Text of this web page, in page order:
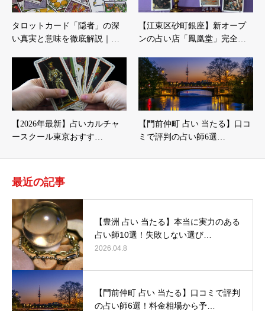
タロットカード「隠者」の深
い真実と意味を徹底解説｜…
【江東区砂町銀座】新オープ
ンの占い店「鳳凰堂」完全…
【2026年最新】占いカルチャ
ースクール東京おすす…
【門前仲町 占い 当たる】口コ
ミで評判の占い師6選…
最近の記事
【豊洲 占い 当たる】本当に実力のある
占い師10選！失敗しない選び…
2026.04.8
【門前仲町 占い 当たる】口コミで評判
の占い師6選！料金相場から予…